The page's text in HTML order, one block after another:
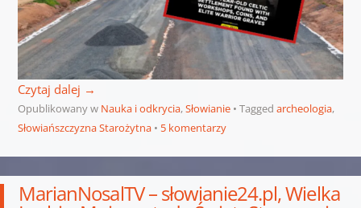
Czytaj dalej →
Opublikowany w Nauka i odkrycia,Słowianie Tagged archeologia,
Słowiańszczyzna Starożytna
5 komentarzy
MarianNosalTV – słowianie24.pl, Wielka